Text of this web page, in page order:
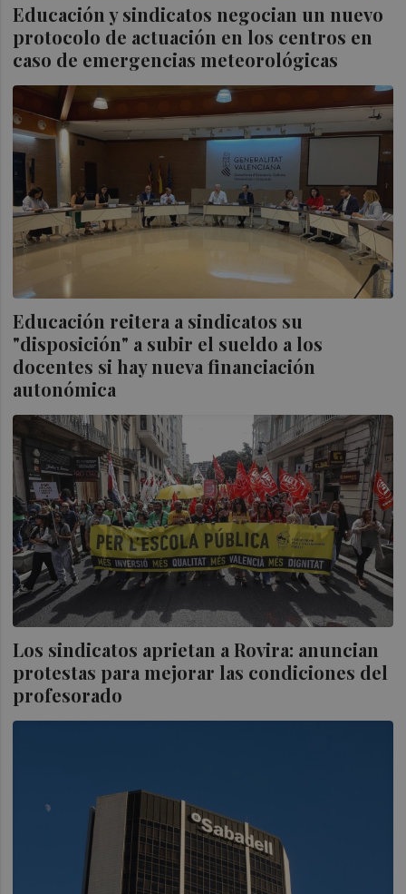
Educación y sindicatos negocian un nuevo
protocolo de actuación en los centros en
caso de emergencias meteorológicas
Educación reitera a sindicatos su
"disposición" a subir el sueldo a los
docentes si hay nueva financiación
autonómica
Los sindicatos aprietan a Rovira: anuncian
protestas para mejorar las condiciones del
profesorado